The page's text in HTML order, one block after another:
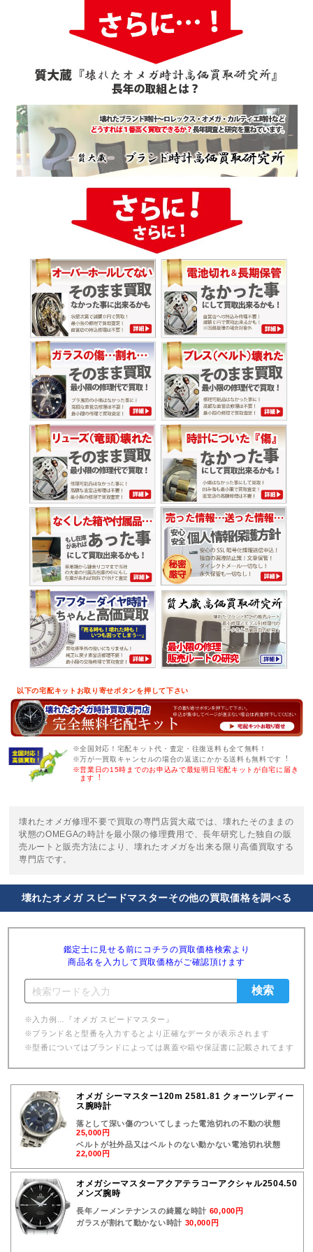
以下の宅配キットお取り寄せボタンを押して下さい
※全国対応！宅配キット代・査定・往復送料も全て無料！
※万が一買取キャンセルの場合の返送にかかる送料も無料です︕
※営業日の15時までのお申込みで最短明日宅配キットが自宅に届き
ます︕
壊れたオメガ修理不要で買取の専門店質大蔵では、壊れたそのままの
状態のOMEGAの時計を最小限の修理費用で、長年研究した独自の販
売ルートと販売方法により、壊れたオメガを出来る限り高価買取する
専門店です。
壊れたオメガ スピードマスターその他の買取価格を調べる
鑑定士に見せる前にコチラの買取価格検索より
商品名を入力して買取価格がご確認頂けます
※入力例…『オメガ スピードマスター』
※ブランド名と型番を入力するとより正確なデータが表示されます
※型番についてはブランドによっては裏蓋や箱や保証書に記載されてます
オメガ シーマスター120m 2581.81 クォーツレディー
ス腕時計
落として深い傷のついてしまった電池切れの不動の状態
25,000円
ベルトが社外品又はベルトのない動かない電池切れ状態
22,000円
オメガシーマスターアクアテラコーアクシャル2504.50
メンズ腕時
長年ノーメンテナンスの綺麗な時計 60,000円
ガラスが割れて動かない時計 30,000円